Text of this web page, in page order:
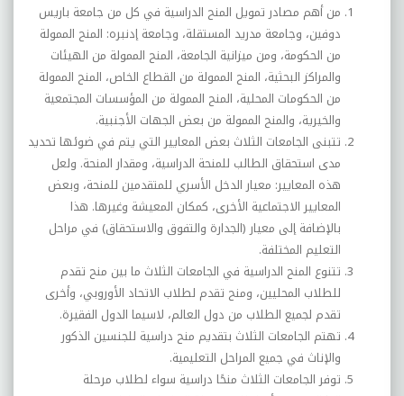
من أهم مصادر تمويل المنح الدراسية في کل من جامعة باريس
دوفين، وجامعة مدريد المستقلة، وجامعة إدنبره: المنح الممولة
من الحکومة، ومن ميزانية الجامعة، المنح الممولة من الهيئات
والمراکز البحثية، المنح الممولة من القطاع الخاص، المنح الممولة
من الحکومات المحلية، المنح الممولة من المؤسسات المجتمعية
والخيرية، والمنح الممولة من بعض الجهات الأجنبية.
تتبنى الجامعات الثلاث بعض المعايير التي يتم في ضوئها تحديد
مدى استحقاق الطالب للمنحة الدراسية، ومقدار المنحة. ولعل
هذه المعايير: معيار الدخل الأسري للمتقدمين للمنحة، وبعض
المعايير الاجتماعية الأخرى، کمکان المعيشة وغيرها. هذا
بالإضافة إلى معيار (الجدارة والتفوق والاستحقاق) في مراحل
التعليم المختلفة.
تتنوع المنح الدراسية في الجامعات الثلاث ما بين منح تقدم
للطلاب المحليين، ومنح تقدم لطلاب الاتحاد الأوروبي، وأخرى
تقدم لجميع الطلاب من دول العالم، لاسيما الدول الفقيرة.
تهتم الجامعات الثلاث بتقديم منح دراسية للجنسين الذکور
والإناث في جميع المراحل التعليمية.
توفر الجامعات الثلاث منحًا دراسية سواء لطلاب مرحلة